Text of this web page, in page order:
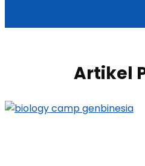
Artikel